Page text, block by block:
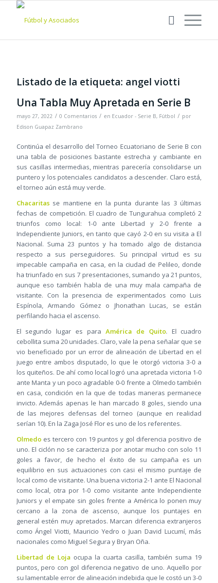
Listado de la etiqueta: angel viotti
Una Tabla Muy Apretada en Serie B
mayo 27, 2022 / 0 Comentarios / en Ecuador - Serie B, Fútbol / por
Edison Guapaz Zambrano
Continúa el desarrollo del Torneo Ecuatoriano de Serie B con
una tabla de posiciones bastante estrecha y cambiante en
sus casillas intermedias, mientras parecería consolidarse un
puntero y los potenciales candidatos a descender. Claro está,
el torneo aún está muy verde.
Chacaritasse mantiene en la punta durante las 3 últimas
fechas de competición. El cuadro de Tungurahua completó 2
triunfos como local: 1-0 ante Libertad y 2-0 frente a
Independiente Juniors, en tanto que cayó 2-0 en su visita a El
Nacional. Suma 23 puntos y ha tomado algo de distancia
respecto a sus perseguidores. Su principal virtud es su
impecable campaña en casa, en la ciudad de Pelileo, donde
ha triunfado en sus 7 presentaciones, sumando ya 21 puntos,
aunque eso también habla de una muy mala campaña de
visitante. Con la presencia de experimentados como Luis
Espínola, Armando Gómez o Jhonathan Lucas, se están
perfilando hacia el ascenso.
El segundo lugar es para América de Quito. El cuadro
cebollita suma 20 unidades. Claro, vale la pena señalar que se
vio beneficiado por un error de alineación de Libertad en el
juego entre ambos disputado, lo que le otorgó victoria 3-0 a
los quiteños. De ahí como local logró una apretada victoria 1-0
ante Manta y un poco agradable 0-0 frente a Olmedo también
en casa, condición en la que de todas maneras permanece
invicto. Además apenas le han marcado 8 goles, siendo una
de las mejores defensas del torneo (aunque en realidad
serían 10). En la Zaga José Flor es uno de los referentes.
Olmedoes tercero con 19 puntos y gol diferencia positivo de
uno. El ciclón no se caracteriza por anotar mucho con solo 11
goles a favor, de hecho el éxito de su campaña es un
equilibrio en sus actuaciones con casi el mismo puntaje de
local como de visitante. Una buena victoria 2-1 ante El Nacional
como local, otra por 1-0 como visitante ante Independiente
Juniors y el empate sin goles frente a América lo ponen muy
cercano a la zona de ascenso, aunque los puntajes en
general estén muy apretados. Marcan diferencia extranjeros
como Ángel Viotti, Mauricio Yedro o Juan David Lucumí, más
nacionales como Miguel Segura y Bryan Oña.
Libertad de Loja ocupa la cuarta casilla, también suma 19
puntos, pero con gol diferencia negativo de uno. Aquello por
su lamentable error de alineación indebida que le costó un 3-0